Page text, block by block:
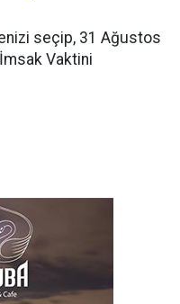
seçip, 31 Ağustos
Vaktini